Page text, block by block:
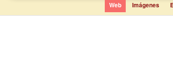
Web Imágenes